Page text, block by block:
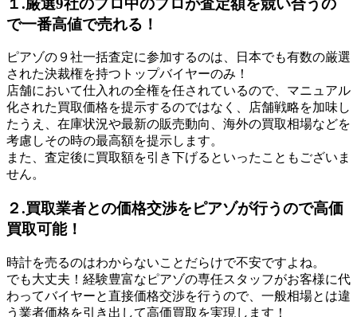
で一番高値で売れる！
ピアゾの９社一括査定に参加するのは、日本でも有数の厳選
された決裁権を持つトップバイヤーのみ！
店舗において仕入れの全権を任されているので、マニュアル
化された買取価格を提示するのではなく、店舗戦略を加味し
たうえ、在庫状況や最新の販売動向、海外の買取相場などを
考慮しその時の最高額を提示します。
また、査定後に買取額を引き下げるといったこともございま
せん。
２.買取業者との価格交渉をピアゾが行うので高価
買取可能！
時計を売るのはわからないことだらけで不安ですよね。
でも大丈夫！経験豊富なピアゾの専任スタッフがお客様に代
わってバイヤーと直接価格交渉を行うので、一般相場とは違
う業者価格を引き出して高価買取を実現します！